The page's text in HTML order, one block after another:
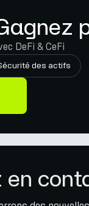
DeFi & CeFi
des actifs
en